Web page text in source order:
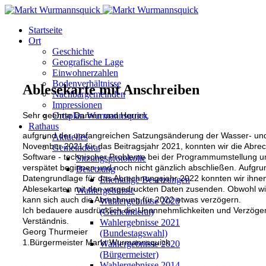
Startseite
Ort
Geschichte
Geografische Lage
Einwohnerzahlen
Bodenverhältnisse
Nachbargemeinden
Impressionen
Ortsplan Wurmannsquick
Rathaus
Aktuelles
Gemeinderat
Sitzungsprotokolle
Besetzung
Ehemalige Besetzungen
Wahlergebnisse
Wahlergebnisse 2020
(Gemeinderat)
Wahlergebnisse 2021
(Bundestagswahl)
Wahlergebnisse 2020
(Bürgermeister)
Ablesekarte mit Anschreiben
Sehr geehrte Damen und Herren,
aufgrund der umfangreichen Satzungsänderung der Wasser-
November 2021 für das Beitragsjahr 2021, konnten wir die
Software - technischer Probleme bei der Programmumstellung
verspätet beginnen und noch nicht gänzlich abschließen
Datengrundlage für das Abrechnungsjahr 2022 konnten wir
Ablesekarten mit den vorgedruckten Daten zusenden. Obwohl
kann sich auch die Abrechnung für 2022 etwas verzögern.
Ich bedauere ausdrücklich die Unannehmlichkeiten und
Verständnis.
Georg Thurmeier
1.Bürgermeister Markt Wurmannsquick